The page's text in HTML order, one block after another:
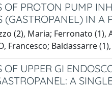
PROTON PUMP
IN A
(2), Maria; Ferronato (1),
Francesco; Baldassarre
UPPER GI
A